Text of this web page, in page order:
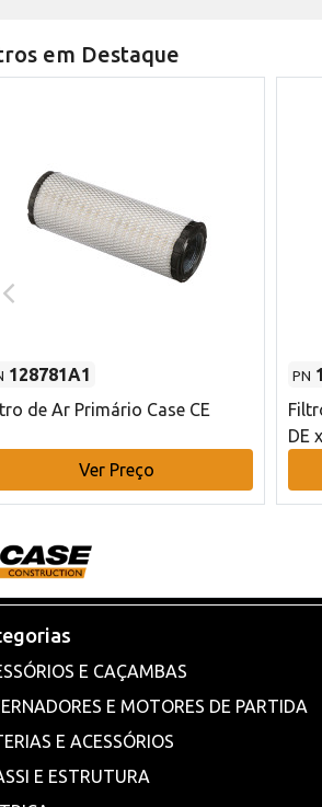
em Destaque
128781A1
de Ar Primário Case CE
Ver Preço
PN
DE
E CAÇAMBAS
E MOTORES DE PARTIDA
E ACESSÓRIOS
E ESTRUTURA